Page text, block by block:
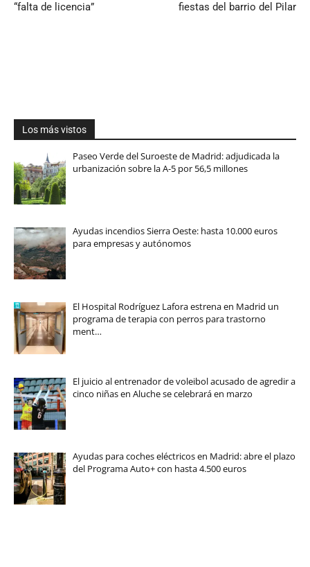
“falta de licencia”
fiestas del barrio del Pilar
Los más vistos
Paseo Verde del Suroeste de Madrid: adjudicada la
urbanización sobre la A-5 por 56,5 millones
Ayudas incendios Sierra Oeste: hasta 10.000 euros
para empresas y autónomos
El Hospital Rodríguez Lafora estrena en Madrid un
programa de terapia con perros para trastorno
ment…
El juicio al entrenador de voleibol acusado de agredir a
cinco niñas en Aluche se celebrará en marzo
Ayudas para coches eléctricos en Madrid: abre el plazo
del Programa Auto+ con hasta 4.500 euros